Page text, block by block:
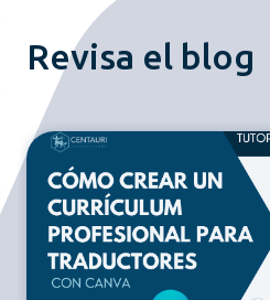
Revisa el blog